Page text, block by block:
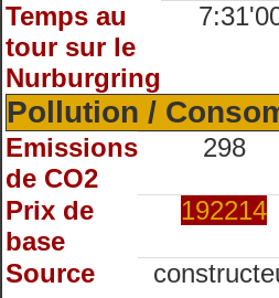
Temps au
tour sur le
Nurburgring
Pollution /
Emissions
de CO2
298
Prix de
base
192214
Source